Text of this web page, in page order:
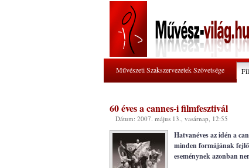
Művészeti Szakszervezetek Szövetsége
60 éves a cannes-i filmfesztivál
Dátum: 2007. május 13., vasárnap, 12:55
Hatvanéves az idén a
minden formájának
eseménynek azonban